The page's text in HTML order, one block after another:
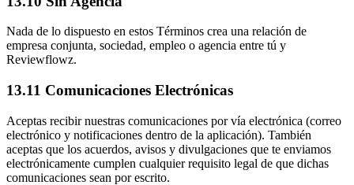
Nada de lo dispuesto en estos Términos crea una relación de
empresa conjunta, sociedad, empleo o agencia entre tú y
Reviewflowz.
13.11 Comunicaciones Electrónicas
Aceptas recibir nuestras comunicaciones por vía electrónica (correo
electrónico y notificaciones dentro de la aplicación). También
aceptas que los acuerdos, avisos y divulgaciones que te enviamos
electrónicamente cumplen cualquier requisito legal de que dichas
comunicaciones sean por escrito.